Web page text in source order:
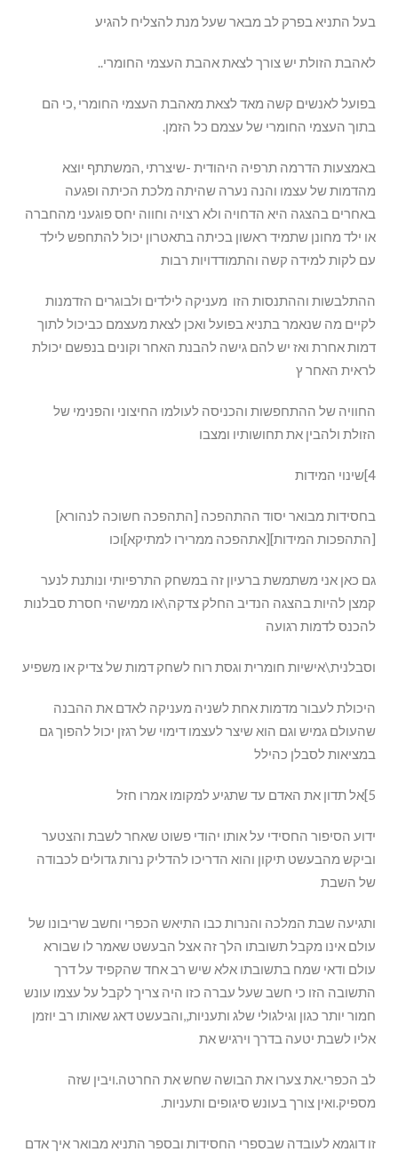
בעל התניא בפרק לב מבאר שעל מנת להצליח להגיע
לאהבת הזולת יש צורך לצאת אהבת העצמי החומרי..
בפועל לאנשים קשה מאד לצאת מאהבת העצמי החומרי ,כי הם
בתוך העצמי החומרי של עצמם כל הזמן.
באמצעות הדרמה תרפיה היהודית -שיצרתי ,המשתתף יוצא
מהדמות של עצמו והנה נערה שהיתה מלכת הכיתה ופגעה
באחרים בהצגה היא הדחויה ולא רצויה וחווה יחס פוגעני מהחברה
או ילד מחונן שתמיד ראשון בכיתה בתאטרון יכול להתחפש לילד
עם לקות למידה קשה והתמודדויות רבות
ההתלבשות וההתנסות הזו מעניקה לילדים ולבוגרים הזדמנות
לקיים מה שנאמר בתניא בפועל ואכן לצאת מעצמם כביכול לתוך
דמות אחרת ואז יש להם גישה להבנת האחר וקונים בנפשם יכולת
לראית האחר ץ
החוויה של ההתחפשות והכניסה לעולמו החיצוני והפנימי של
הזולת ולהבין את תחושותיו ומצבו
4]שינוי המידות
בחסידות מבואר יסוד ההתהפכה [התהפכה חשוכה לנהורא]
[התהפכות המידות][אתהפכה ממרירו למתיקא]וכו
גם כאן אני משתמשת ברעיון זה במשחק התרפיותי ונותנת לנער
קמצן להיות בהצגה הנדיב החלק צדקה\או ממישהי חסרת סבלנות
להכנס לדמות רגועה
וסבלנית\אישיות חומרית וגסת רוח לשחק דמות של צדיק או משפיע
היכולת לעבור מדמות אחת לשניה מעניקה לאדם את ההבנה
שהעולם גמיש וגם הוא שיצר לעצמו דימוי של רגזן יכול להפוך גם
במציאות לסבלן כהילל
5]אל תדון את האדם עד שתגיע למקומו אמרו חזל
ידוע הסיפור החסידי על אותו יהודי פשוט שאחר לשבת והצטער
וביקש מהבעשט תיקון והוא הדריכו להדליק נרות גדולים לכבודה
של השבת
ותגיעה שבת המלכה והנרות כבו התיאש הכפרי וחשב שריבונו של
עולם אינו מקבל תשובתו הלך זה אצל הבעשט שאמר לו שבורא
עולם ודאי שמח בתשובתו אלא שיש רב אחד שהקפיד על דרך
התשובה הזו כי חשב שעל עברה כזו היה צריך לקבל על עצמו עונש
חמור יותר כגון וגילגולי שלג ותעניות,,והבעשט דאג שאותו רב יוזמן
אליו לשבת יטעה בדרך וירגיש את
לב הכפרי.את צערו את הבושה שחש את החרטה.ויבין שזה
מספיק.ואין צורך בעונש סיגופים ותעניות.
זו דוגמא לעובדה שבספרי החסידות ובספר התניא מבואר איך אדם